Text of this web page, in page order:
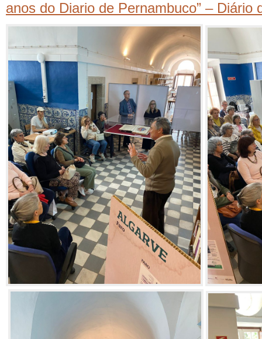
anos do Diario de Pernambuco” – Diário